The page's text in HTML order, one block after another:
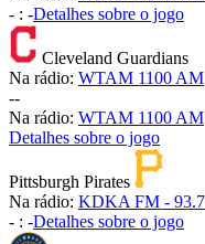
- : -Detalhes sobre o jogo
Cleveland Guardians
Na rádio: WTAM 1100 AM
--
Na rádio: WTAM 1100 AM
Detalhes sobre o jogo
Pittsburgh Pirates
Na rádio: KDKA FM - 93.7
- : -Detalhes sobre o jogo